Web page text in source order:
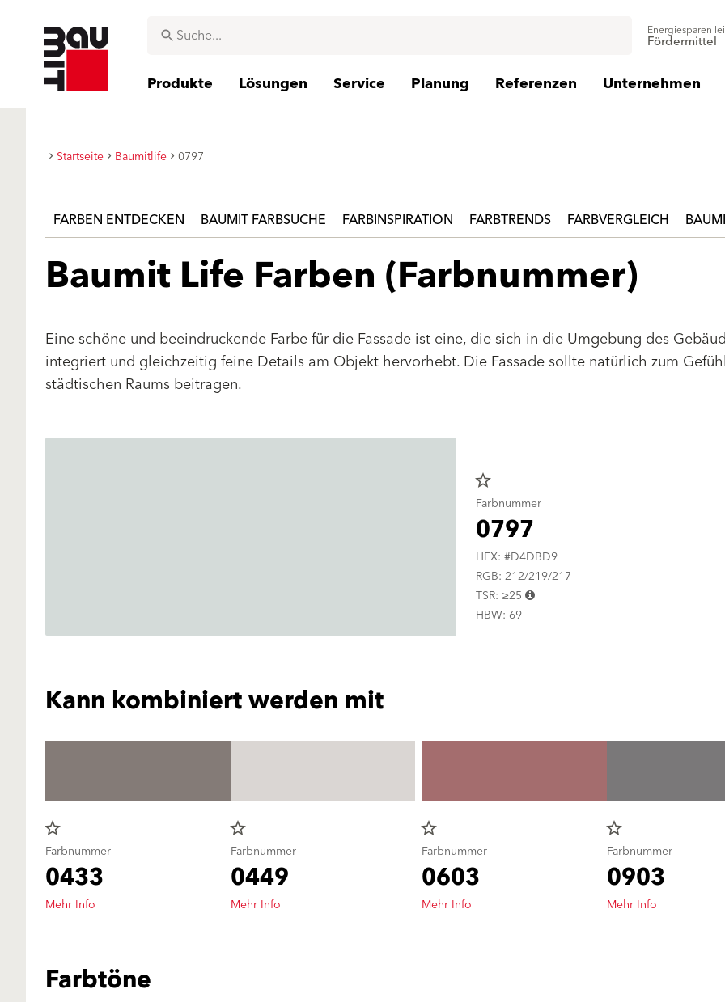
Energiesparen
Fördermittel
Produkte Lösungen Service Planung Referenzen Unternehmen
Startseite Baumitlife 0797
FARBEN ENTDECKEN BAUMIT FARBSUCHE FARBINSPIRATION FARBTRENDS FARBVERGLEICH
Baumit Life Farben (Farbnummer)
Eine schöne und beeindruckende Farbe für die Fassade ist eine, die sich in die Umgebung des
integriert und gleichzeitig feine Details am Objekt hervorhebt. Die Fassade sollte natürlich zum
städtischen Raums beitragen.
star_border
Farbnummer
0797
HEX: #D4DBD9
RGB: 212/219/217
TSR: ≥25
HBW: 69
Kann kombiniert werden mit
star_border
Farbnummer
0433
Mehr Info
star_border
Farbnummer
0449
Mehr Info
star_border
Farbnummer
0603
Mehr Info
star_border
Farbnummer
0903
Mehr Info
Farbtöne